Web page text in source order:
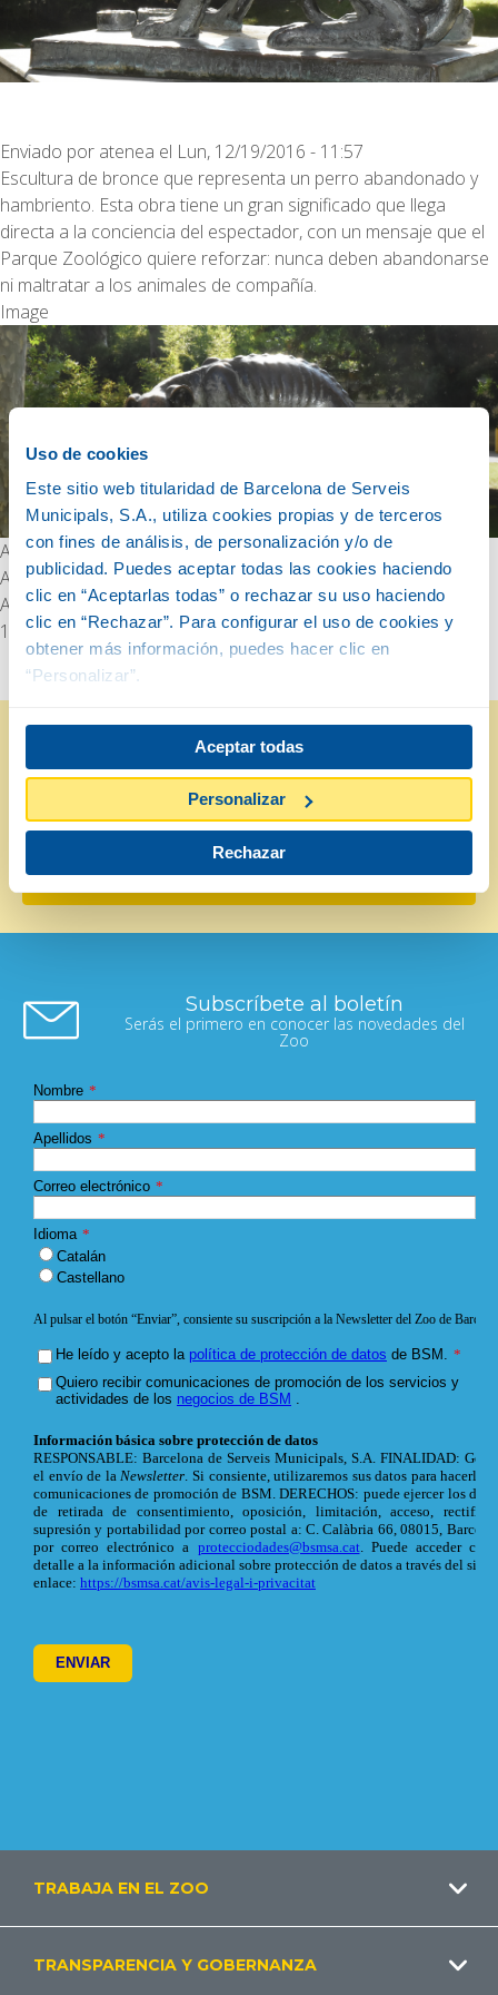
Uso de cookies
Este sitio web titularidad de Barcelona de Serveis
Municipals, S.A., utiliza cookies propias y de terceros
con fines de análisis, de personalización y/o de
publicidad. Puedes aceptar todas las cookies haciendo
clic en “Aceptarlas todas” o rechazar su uso haciendo
clic en “Rechazar”. Para configurar el uso de cookies y
obtener más información, puedes hacer clic en
“Personalizar”.
Aceptar todas
Personalizar
Rechazar
Enviado por atenea el Lun, 12/19/2016 - 11:57
Escultura de bronce que representa un perro abandonado y
hambriento. Esta obra tiene un gran significado que llega
directa a la conciencia del espectador, con un mensaje que el
Parque Zoológico quiere reforzar: nunca deben abandonarse
ni maltratar a los animales de compañía.
Image
Autor
Artur Aldomà
Any
1978
Hazte del Zoo Club
DATE DE ALTA
Subscríbete al boletín
Serás el primero en conocer las novedades del
Zoo
Footer
TRABAJA EN EL ZOO
TRANSPARENCIA Y GOBERNANZA